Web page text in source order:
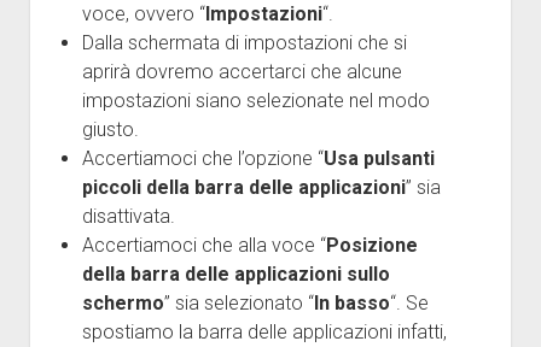
voce, ovvero “Impostazioni“.
Dalla schermata di impostazioni che si
aprirà dovremo accertarci che alcune
impostazioni siano selezionate nel modo
giusto.
Accertiamoci che l’opzione “Usa pulsanti
piccoli della barra delle applicazioni” sia
disattivata.
Accertiamoci che alla voce “Posizione
della barra delle applicazioni sullo
schermo” sia selezionato “In basso“. Se
spostiamo la barra delle applicazioni infatti,